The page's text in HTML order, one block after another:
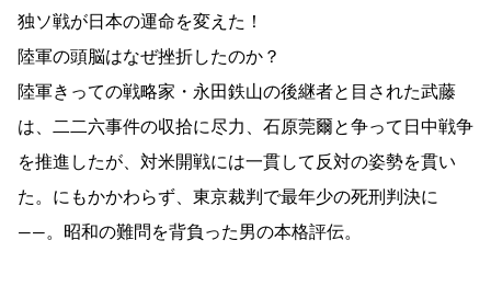
独ソ戦が日本の運命を変えた！
陸軍の頭脳はなぜ挫折したのか？
陸軍きっての戦略家・永田鉄山の後継者と目された武藤
は、二二六事件の収拾に尽力、石原莞爾と争って日中戦争
を推進したが、対米開戦には一貫して反対の姿勢を貫い
た。にもかかわらず、東京裁判で最年少の死刑判決に
――。昭和の難問を背負った男の本格評伝。